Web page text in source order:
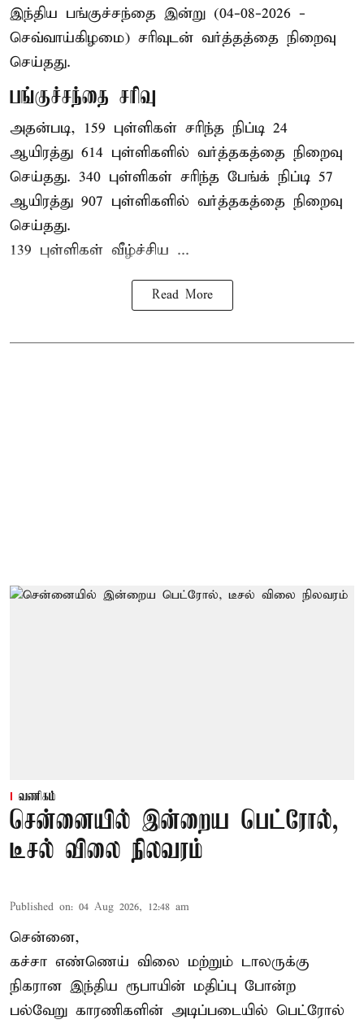
இந்திய பங்குச்சந்தை இன்று (04-08-2026 -
செவ்வாய்கிழமை) சரிவுடன் வர்த்தத்தை நிறைவு
செய்தது.
பங்குச்சந்தை சரிவு
அதன்படி, 159 புள்ளிகள் சரிந்த நிப்டி 24
ஆயிரத்து 614 புள்ளிகளில் வர்த்தகத்தை நிறைவு
செய்தது. 340 புள்ளிகள் சரிந்த பேங்க் நிப்டி 57
ஆயிரத்து 907 புள்ளிகளில் வர்த்தகத்தை நிறைவு
செய்தது.
139 புள்ளிகள் வீழ்ச்சிய ...
Read More
வணிகம்
சென்னையில் இன்றைய பெட்ரோல்,
டீசல் விலை நிலவரம்
Published on: 04 Aug 2026, 12:48 am
சென்னை,
கச்சா எண்ணெய் விலை மற்றும் டாலருக்கு
நிகரான இந்திய ரூபாயின் மதிப்பு போன்ற
பல்வேறு காரணிகளின் அடிப்படையில் பெட்ரோல்